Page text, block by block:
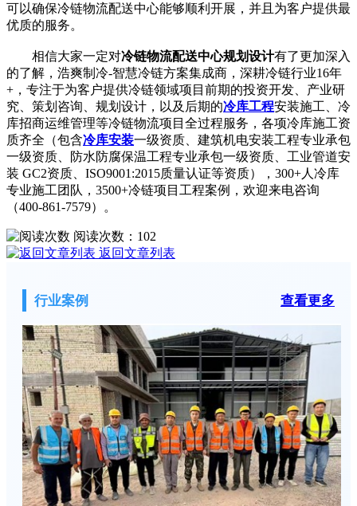
可以确保冷链物流配送中心能够顺利开展，并且为客户提供最
优质的服务。
相信大家一定对冷链物流配送中心规划设计有了更加深入
的了解，浩爽制冷-智慧冷链方案集成商，深耕冷链行业16年
+，专注于为客户提供冷链领域项目前期的投资开发、产业研
究、策划咨询、规划设计，以及后期的冷库工程安装施工、冷
库招商运维管理等冷链物流项目全过程服务，各项冷库施工资
质齐全（包含冷库安装一级资质、建筑机电安装工程专业承包
一级资质、防水防腐保温工程专业承包一级资质、工业管道安
装 GC2资质、ISO9001:2015质量认证等资质），300+人冷库
专业施工团队，3500+冷链项目工程案例，欢迎来电咨询
（400-861-7579）。
阅读次数： 102
返回文章列表
行业案例 查看更多